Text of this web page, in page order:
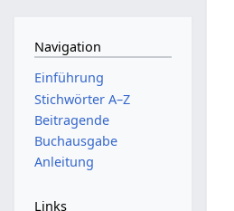
Navigation
Einführung
Stichwörter A–Z
Beitragende
Buchausgabe
Anleitung
Links